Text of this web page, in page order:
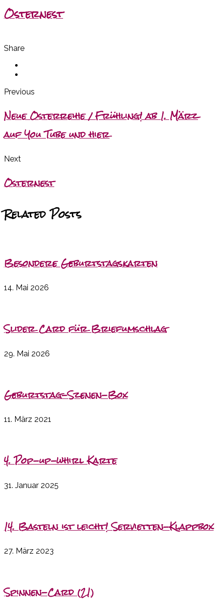
Osternest
Share
Previous
Neue Osterreihe / Frühling! ab 1. März
auf You Tube und hier
Next
Osternest
Related Posts
Besondere Geburtstagskarten
14. Mai 2026
Slider Card für Briefumschlag
29. Mai 2026
Geburtstag-Szenen-Box
11. März 2021
4. Pop-up-whirl Karte
31. Januar 2025
14. Basteln ist leicht! Servietten-Klappbox
27. März 2023
Spinnen-Card (21)